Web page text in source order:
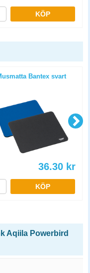
KÖP
Bantex svart
36.30 kr
KÖP
Aqiila Powerbird